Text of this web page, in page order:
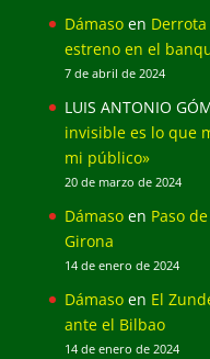
Dámasoen
estreno en el
7 de abril de 2024
LUIS ANTONIO
invisible es lo que
mi público»
20 de marzo de 2024
Dámasoen Paso
Girona
14 de enero de 2024
Dámasoen El
ante el Bilbao
14 de enero de 2024